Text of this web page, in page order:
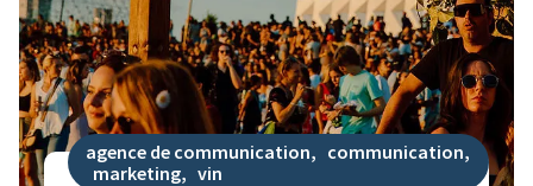
agence de communication, communication,
marketing, vin